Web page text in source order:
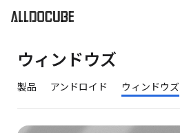
ウィンドウズ
製品 アンドロイド ウィンドウズ